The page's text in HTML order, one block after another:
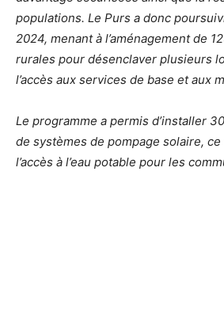
populations. Le Purs a donc
2024, menant à l’aménagement de
rurales pour désenclaver plusieurs
l’accès aux services de base et aux
Le programme a permis d’installer
de systèmes de pompage solaire,
l’accès à l’eau potable pour les